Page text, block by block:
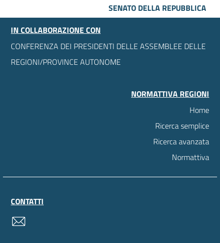
SENATO DELLA REPUBBLICA
IN COLLABORAZIONE CON
CONFERENZA DEI PRESIDENTI DELLE ASSEMBLEE DELLE
REGIONI/PROVINCE AUTONOME
NORMATTIVA REGIONI
Home
Ricerca semplice
Ricerca avanzata
Normattiva
CONTATTI